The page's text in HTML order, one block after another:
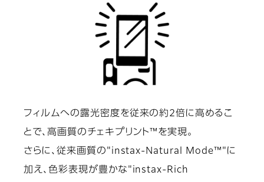
フィルムへの露光密度を従来の約2倍に高めるこ
とで、高画質のチェキプリント™を実現。
さらに、従来画質の"instax-Natural Mode™"に
加え、色彩表現が豊かな"instax-Rich